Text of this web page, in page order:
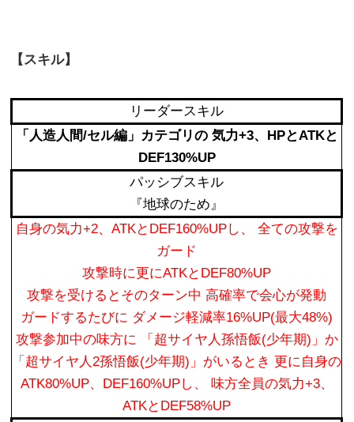
【スキル】
リーダースキル
「人造人間/セル編」カテゴリの 気力+3、HPとATKと
DEF130%UP
パッシブスキル
『地球のため』
自身の気力+2、ATKとDEF160%UPし、 全ての攻撃を
ガード
攻撃時に更にATKとDEF80%UP
攻撃を受けるとそのターン中 高確率で会心が発動
ガードするたびに ダメージ軽減率16%UP(最大48%)
攻撃参加中の味方に 「超サイヤ人孫悟飯(少年期)」か
「超サイヤ人2孫悟飯(少年期)」がいるとき 更に自身の
ATK80%UP、DEF160%UPし、 味方全員の気力+3、
ATKとDEF58%UP